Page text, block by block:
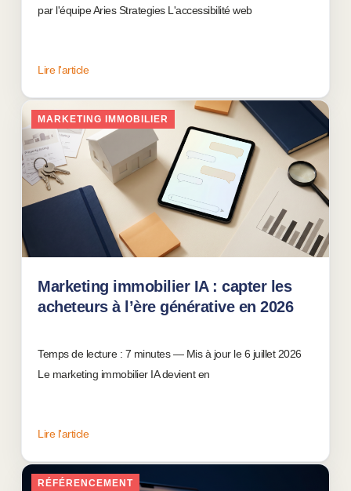
par l'équipe Aries Strategies L'accessibilité web
Lire l'article
MARKETING IMMOBILIER
Marketing immobilier IA : capter les
acheteurs à l’ère générative en 2026
Temps de lecture : 7 minutes — Mis à jour le 6 juillet 2026
Le marketing immobilier IA devient en
Lire l'article
RÉFÉRENCEMENT